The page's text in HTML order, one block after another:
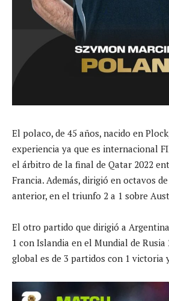
El polaco, de 45 años, nacido en
experiencia ya que es internacional
el árbitro de la final de Qatar 2022
Francia. Además, dirigió en octavos
anterior, en el triunfo 2 a 1 sobre
El otro partido que dirigió a
1 con Islandia en el Mundial de Rusia
global es de 3 partidos con 1 victoria